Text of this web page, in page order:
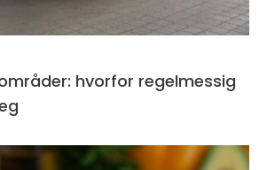
hvorfor regelmessig